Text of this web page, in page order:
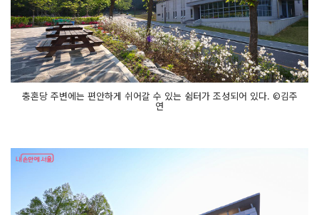
충혼당 주변에는 편안하게 쉬어갈 수 있는 쉼터가 조성되어 있다. ©김주
연